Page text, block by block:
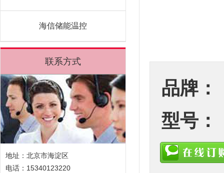
海信储能温控
联系方式
地址：北京市海淀区
电话：15340123220
品牌：
型号：